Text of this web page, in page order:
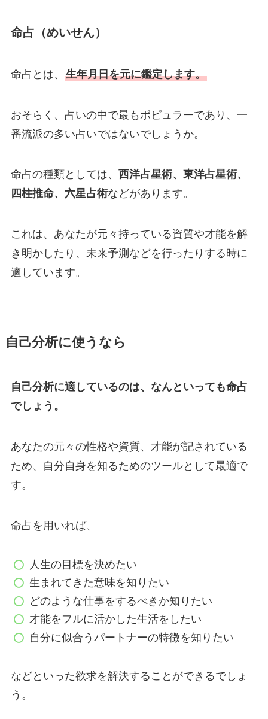
命占（めいせん）
命占とは、 生年月日を元に鑑定します。
おそらく、占いの中で最もポピュラーであり、一
番流派の多い占いではないでしょうか。
命占の種類としては、 西洋占星術、東洋占星術、
四柱推命、六星占術などがあります。
これは、あなたが元々持っている資質や才能を解
き明かしたり、未来予測などを行ったりする時に
適しています。
自己分析に使うなら
自己分析に適しているのは、なんといっても命占
でしょう。
あなたの元々の性格や資質、才能が記されている
ため、自分自身を知るためのツールとして最適で
す。
命占を用いれば、
人生の目標を決めたい
生まれてきた意味を知りたい
どのような仕事をするべきか知りたい
才能をフルに活かした生活をしたい
自分に似合うパートナーの特徴を知りたい
などといった欲求を解決することができるでしょ
う。